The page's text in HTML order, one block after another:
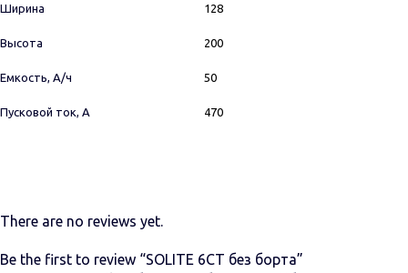
Ширина 128
Высота 200
Емкость, А/ч 50
Пусковой ток, А 470
There are no reviews yet.
Be the first to review “SOLITE 6СТ без борта”